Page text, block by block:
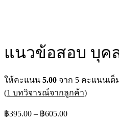
แนวข้อสอบ บุค
ให้คะแนน 5.00 จาก 5 คะแนนเต็
(1 บทวิจารณ์จากลูกค้า)
฿395.00 – ฿605.00